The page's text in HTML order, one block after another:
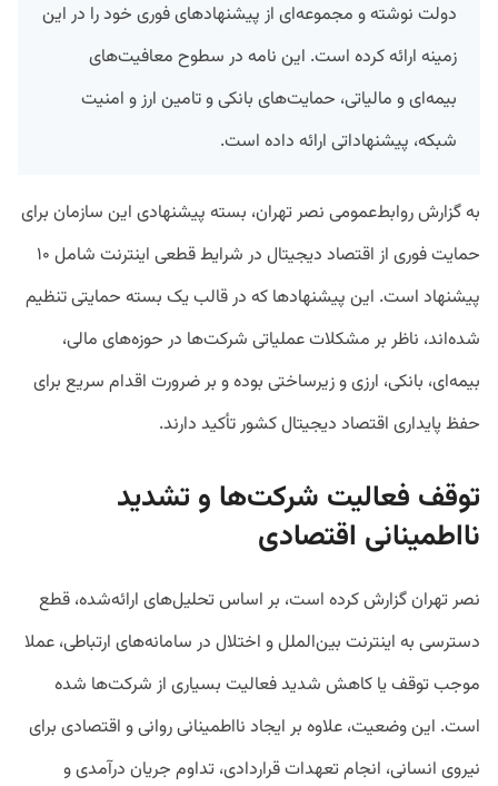
دولت نوشته و مجموعه‌ای از پیشنهادهای فوری خود را در این
زمینه ارائه کرده است. این نامه در سطوح معافیت‌های
بیمه‌ای و مالیاتی، ‌حمایت‌های بانکی و تامین ارز و امنیت
شبکه، پیشنهاداتی ارائه داده است.
به گزارش روابط‌عمومی نصر تهران، بسته پیشنهادی این سازمان برای
حمایت فوری از اقتصاد دیجیتال در شرایط قطعی اینترنت شامل ۱۰
پیشنهاد است. این پیشنهادها که در قالب یک بسته حمایتی تنظیم
شده‌اند، ناظر بر مشکلات عملیاتی شرکت‌ها در حوزه‌های مالی،
بیمه‌ای، بانکی، ارزی و زیرساختی بوده و بر ضرورت اقدام سریع برای
حفظ پایداری اقتصاد دیجیتال کشور تأکید دارند.
توقف فعالیت شرکت‌ها و تشدید
نااطمینانی اقتصادی
نصر تهران گزارش کرده است، بر اساس تحلیل‌های ارائه‌شده، قطع
دسترسی به اینترنت بین‌الملل و اختلال در سامانه‌های ارتباطی، عملا
موجب توقف یا کاهش شدید فعالیت بسیاری از شرکت‌ها شده
است. این وضعیت، علاوه بر ایجاد نااطمینانی روانی و اقتصادی برای
نیروی انسانی، انجام تعهدات قراردادی، تداوم جریان درآمدی و